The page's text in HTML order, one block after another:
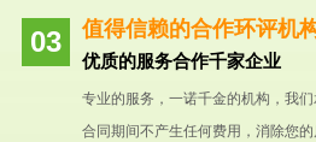
值得信赖的合作环评机
优质的服务合作千家企业
专业的服务，一诺千金的机构，我
合同期间不产生任何费用，消除您